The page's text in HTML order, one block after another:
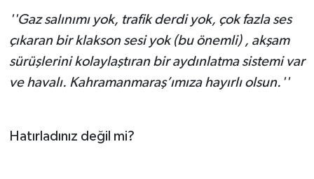
''Gaz salınımı yok, trafik derdi yok, çok fazla ses
çıkaran bir klakson sesi yok (bu önemli) , akşam
sürüşlerini kolaylaştıran bir aydınlatma sistemi var
ve havalı. Kahramanmaraş’ımıza hayırlı olsun.''
Hatırladınız değil mi?
TEKNOLOJİ
YAŞAM